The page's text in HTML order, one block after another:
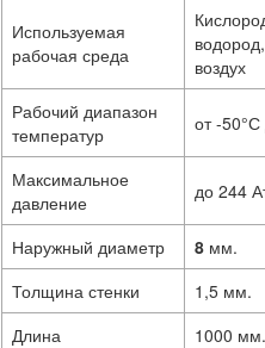
Используемая
рабочая среда
воздух
Рабочий диапазон
температур
от -
Максимальное
давление
до 244
Наружный диаметр 8мм.
Толщина стенки
1,5 мм.
Длина
1000 мм.